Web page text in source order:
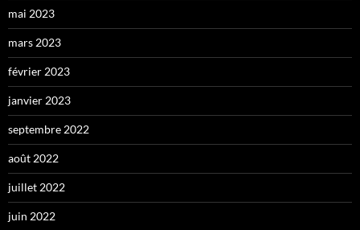
mai 2023
mars 2023
février 2023
janvier 2023
septembre 2022
août 2022
juillet 2022
juin 2022